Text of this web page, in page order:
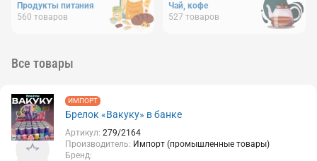
Продукты питания
560 товаров
Чай, кофе
527 товаров
Все товары
ИМПОРТ
Брелок «Вакуку» в банке
Артикул: 279/2164
Производитель: Импорт (промышленные товары)
Бренд: